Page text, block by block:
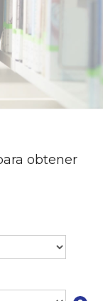
obtener